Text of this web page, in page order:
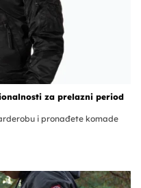
za prelazni period
i pronađete komade